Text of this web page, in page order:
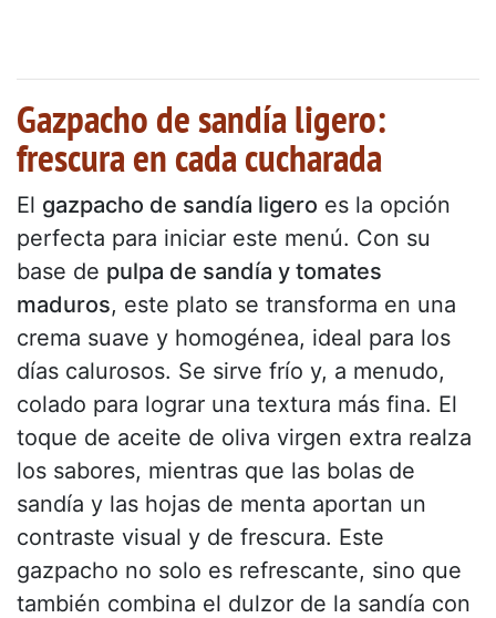
Gazpacho de sandía ligero:
frescura en cada cucharada
El gazpacho de sandía ligero es la opción
perfecta para iniciar este menú. Con su
base de pulpa de sandía y tomates
maduros, este plato se transforma en una
crema suave y homogénea, ideal para los
días calurosos. Se sirve frío y, a menudo,
colado para lograr una textura más fina. El
toque de aceite de oliva virgen extra realza
los sabores, mientras que las bolas de
sandía y las hojas de menta aportan un
contraste visual y de frescura. Este
gazpacho no solo es refrescante, sino que
también combina el dulzor de la sandía con